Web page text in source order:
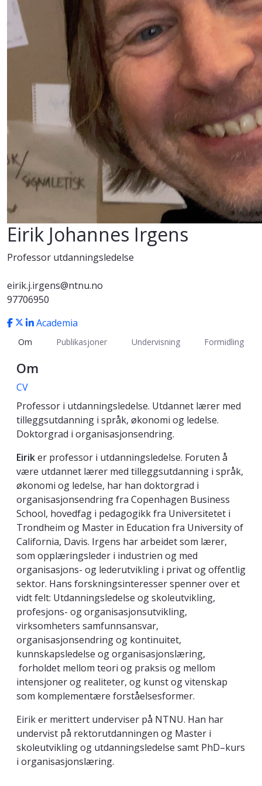
Eirik Johannes Irgens
Professor utdanningsledelse
eirik.j.irgens@ntnu.no
97706950
Academia
Om Publikasjoner Undervisning Formidling
Om
CV
Professor i utdanningsledelse. Utdannet lærer med
tilleggsutdanning i språk, økonomi og ledelse.
Doktorgrad i organisasjonsendring.
Eiriker professor i utdanningsledelse. Foruten å
være utdannet lærer med tilleggsutdanning i språk,
økonomi og ledelse, har han doktorgrad i
organisasjonsendring fra Copenhagen Business
School, hovedfag i pedagogikk fra Universitetet i
Trondheim og Master in Education fra University of
California, Davis. Irgens har arbeidet som lærer,
som opplæringsleder i industrien og med
organisasjons- og lederutvikling i privat og offentlig
sektor. Hans forskningsinteresser spenner over et
vidt felt: Utdanningsledelse og skoleutvikling,
profesjons- og organisasjonsutvikling,
virksomheters samfunnsansvar,
organisasjonsendring og kontinuitet,
kunnskapsledelse og organisasjonslæring,
forholdet mellom teori og praksis og mellom
intensjoner og realiteter, og kunst og vitenskap
som komplementære forståelsesformer.
Eirik er merittert underviser på NTNU. Han har
undervist på rektorutdanningen og Master i
skoleutvikling og utdanningsledelse samt PhD–kurs
i organisasjonslæring.